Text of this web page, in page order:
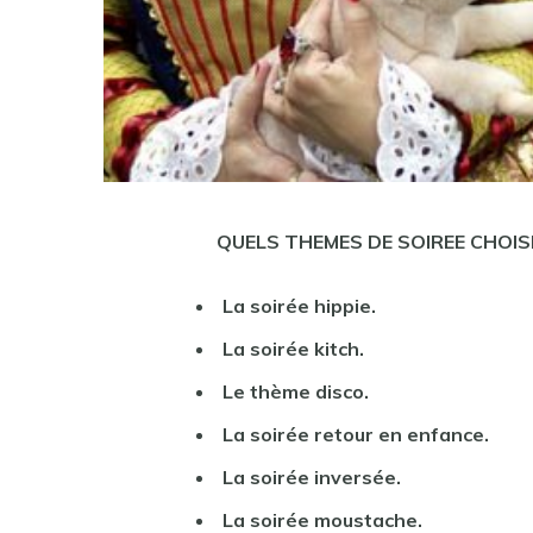
QUELS THEMES DE SOIREE
La soirée hippie.
La soirée kitch.
Le thème disco.
La soirée retour en enfance.
La soirée inversée.
La soirée moustache.